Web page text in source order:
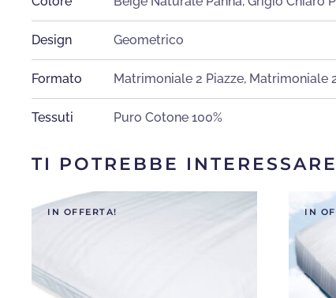
Design Geometrico
Formato Matrimoniale 2 Piazze, Matrimoniale
Tessuti Puro Cotone 100%
TI POTREBBE
IN OFFERTA! IN